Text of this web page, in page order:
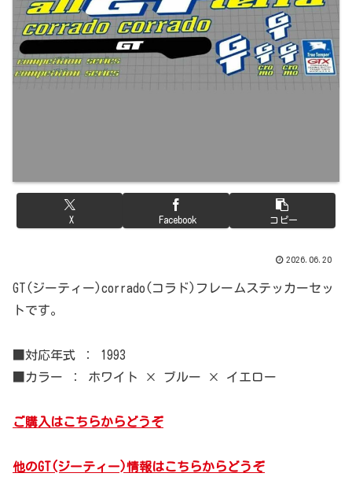
X Facebook コピー
2026.06.20
GT(ジーティー)corrado(コラド)フレームステッカーセッ
トです。
■対応年式 ： 1993
■カラー ： ホワイト × ブルー × イエロー
ご購入はこちらからどうぞ
他のGT(ジーティー)情報はこちらからどうぞ